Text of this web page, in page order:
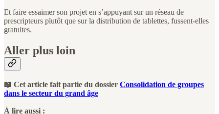
Et faire essaimer son projet en s’appuyant sur un réseau de
prescripteurs plutôt que sur la distribution de tablettes, fussent-elles
gratuites.
Aller plus loin
📖 Cet article fait partie du dossier Consolidation de groupes
dans le secteur du grand âge
À lire aussi :